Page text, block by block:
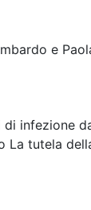
e
infezione
La tutela